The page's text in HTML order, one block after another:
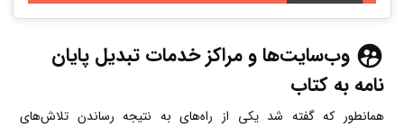
وب‌سایت‌ها و مراکز خدمات تبدیل پایان
نامه به کتاب
همانطور که گفته شد یکی از راه‌های به نتیجه رساندن تلاش‌های